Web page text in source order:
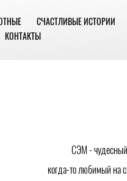
СЧАСТЛИВЫЕ ИСТОРИИ
КОНТАКТЫ
СЭМ -
когда-то любимый на